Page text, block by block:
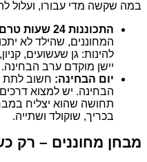
במה שקשה מדי עבורו, ועלול
התכוננות 24 שעות טרם הבחינה:
המחוננים, שהילד לא
להינות: גן שעשועים,
יישן מוקדם ערב הבחינה.
יום הבחינה: חשוב לתת
הבחינה. יש למצוא
תחושה שהוא יצליח
בכריך, שוקולד ושתייה.
מבחן מחוננים – רק